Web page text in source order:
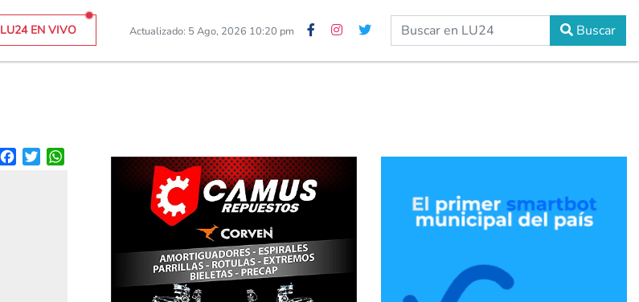
LU24 EN VIVO Actualizado: 5 Ago, 2026 10:20 pm Buscar
FacebookTwitterWhatsApp